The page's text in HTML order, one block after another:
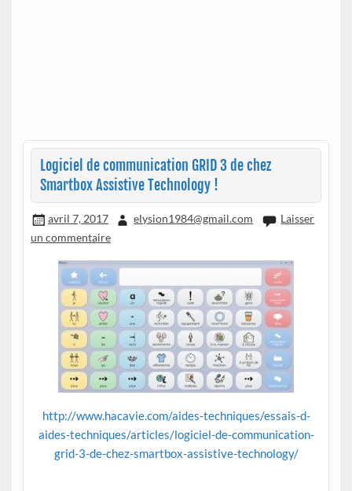
Logiciel de communication GRID 3 de chez
Smartbox Assistive Technology !
avril 7, 2017 elysion1984@gmail.com
Laisser
un commentaire
http://www.hacavie.com/aides-techniques/essais-d-
aides-techniques/articles/logiciel-de-communication-
grid-3-de-chez-smartbox-assistive-technology/